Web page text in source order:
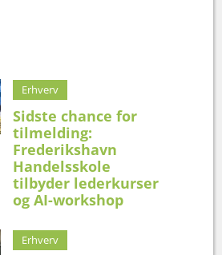
Erhverv
Sidste chance for
tilmelding:
Frederikshavn
Handelsskole
tilbyder lederkurser
og AI-workshop
Erhverv